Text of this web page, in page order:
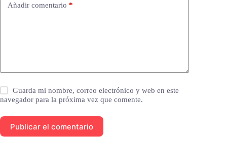
Añadir comentario *
Guarda mi nombre, correo electrónico y web en este
navegador para la próxima vez que comente.
Publicar el comentario